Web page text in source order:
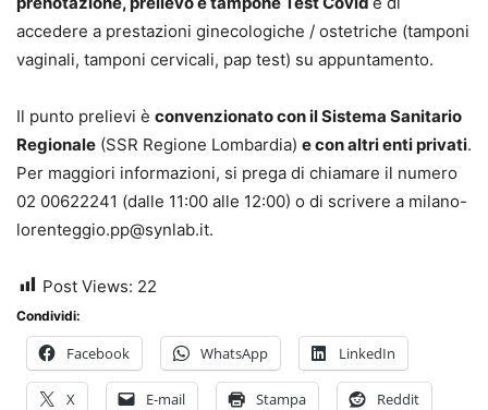
accedere a prestazioni ginecologiche / ostetriche (tamponi
vaginali, tamponi cervicali, pap test) su appuntamento.
Il punto prelievi è convenzionato con il Sistema Sanitario
Regionale (SSR Regione Lombardia) e con altri enti privati.
Per maggiori informazioni, si prega di chiamare il numero
02 00622241 (dalle 11:00 alle 12:00) o di scrivere a milano-
lorenteggio.pp@synlab.it.
Post Views: 22
Condividi:
Facebook WhatsApp LinkedIn
X E-mail Stampa Reddit